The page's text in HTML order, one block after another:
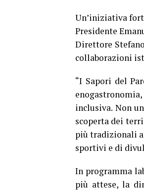
Un’iniziativa
Presidente
Direttore
collaborazioni
“I Sapori del
inclusiva. Non
scoperta dei
più tradizionali
sportivi e di
In programma
più attese, la